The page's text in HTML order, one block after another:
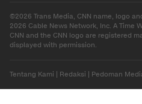
©2026 Trans Media, CNN name, logo
2026 Cable News Network, Inc. A Time
CNN and the CNN logo are registered
displayed with permission.
Tentang Kami | Redaksi | Pedoman